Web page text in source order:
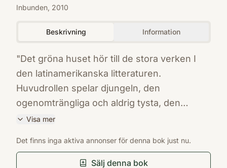
Inbunden, 2010
Beskrivning Information
"Det gröna huset hör till de stora verken I
den latinamerikanska litteraturen.
Huvudrollen spelar djungeln, den
ogenomträngliga och aldrig tysta, den
ständigt lurande och hotfulla, moskitfyllda
Anselmo kommer som främling till
garnisonsstaden Piura i norra Peru där han
Visa mer
9789113036342
Det finns inga aktiva annonser för denna bok just nu.
Sälj denna bok